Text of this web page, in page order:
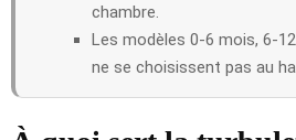
chambre.
Les modèles 0-6 mois, 6-
ne se choisissent pas au